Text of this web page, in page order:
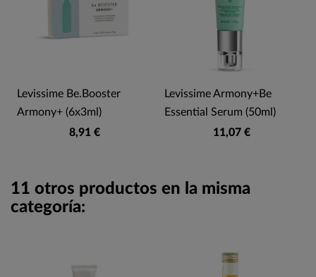
Levissime Be.Booster
Armony+ (6x3ml)
8,91 €
Levissime Armony+Be
Essential Serum (50ml)
11,07 €
11 otros productos en la misma
categoría: